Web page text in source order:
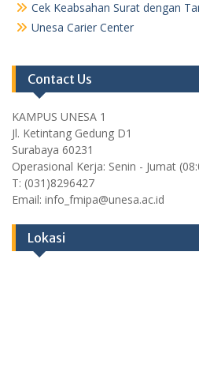
Cek Keabsahan Surat dengan
Unesa Carier Center
Contact Us
KAMPUS UNESA 1
Jl. Ketintang Gedung D1
Surabaya 60231
Operasional Kerja: Senin - Jumat
T: (031)8296427
Email: info_fmipa@unesa.ac.id
Lokasi